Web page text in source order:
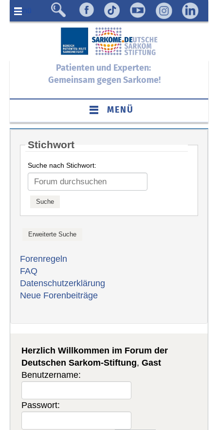
Menü
Patienten und Experten:
Gemeinsam gegen Sarkome!
MENÜ
Stichwort
Suche nach Stichwort:
Forenregeln
FAQ
Datenschutzerklärung
Neue Forenbeiträge
Herzlich Willkommen im Forum der
Deutschen Sarkom-Stiftung,Gast
Benutzername:
Passwort: